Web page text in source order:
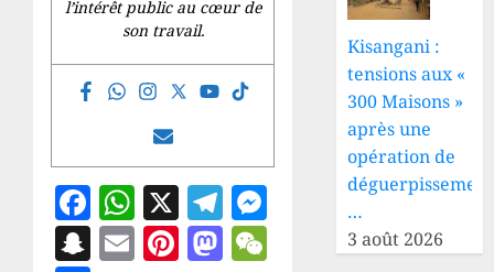
l’intérêt public au cœur de
son travail.
Facebook
WhatsApp
X Telegram
Messenger
Snapchat
EmailPinterest
Mastodon
WeChat
Kisangani :
tensions aux «
300 Maisons »
après une
opération de
…
3 août 2026